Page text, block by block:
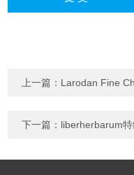
上一篇： Larodan Fine
下一篇： liberherbarum